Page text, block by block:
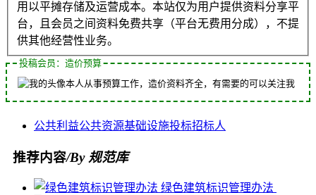
用以平摊存储及运营成本。本站仅为用户提供资料分享平
台，且会员之间资料免费共享（平台无费用分成），不提
供其他经营性业务。
投稿会员：造价预算
本人从事预算工作，造价资料齐全，有需要的可以关注我
公共利益公共资源基础设施投标招标人
推荐内容/By 规范库
绿色建筑标识管理办法